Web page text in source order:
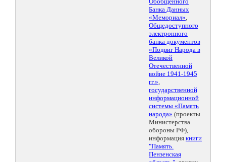
Банка Данных
«Мемориал»,
Общедоступного
электронного
банка документов
«Подвиг Народа в
Великой
Отечественной
войне 1941-1945
гг.»,
государственной
информационной
системы «Память
народа» (проекты
Министерства
обороны РФ),
информация книги
"Память.
Пензенская